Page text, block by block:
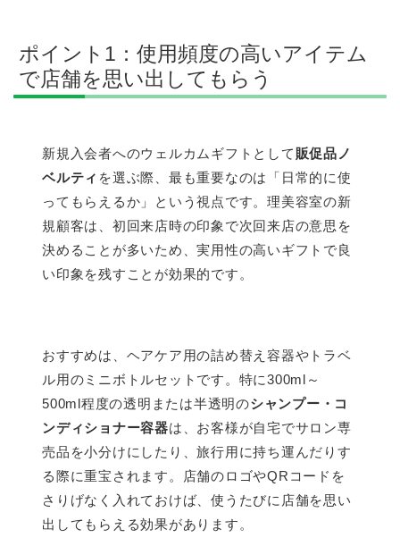
ポイント1：使用頻度の高いアイテム
で店舗を思い出してもらう
新規入会者へのウェルカムギフトとして 販促品ノ
ベルティ を選ぶ際、最も重要なのは「日常的に使
ってもらえるか」という視点です。理美容室の新
規顧客は、初回来店時の印象で次回来店の意思を
決めることが多いため、実用性の高いギフトで良
い印象を残すことが効果的です。
おすすめは、ヘアケア用の詰め替え容器やトラベ
ル用のミニボトルセットです。特に300ml～
500ml程度の透明または半透明のシャンプー・コ
ンディショナー容器は、お客様が自宅でサロン専
売品を小分けにしたり、旅行用に持ち運んだりす
る際に重宝されます。店舗のロゴやQRコードを
さりげなく入れておけば、使うたびに店舗を思い
出してもらえる効果があります。